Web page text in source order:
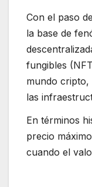
Con el paso
la base de
fungibles
mundo cripto,
las
En términos
precio
cuando el